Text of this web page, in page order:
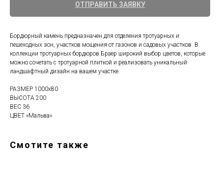
ОТПРАВИТЬ ЗАЯВКУ
Бордюрный камень предназначен для отделения тротуарных и
пешеходных зон, участков мощения от газонов и садовых участков. В
коллекции тротуарных бордюров Браер широкий выбор цветов, которые
можно сочетать с тротуарной плиткой и реализовать уникальный
ландшафтный дизайн на вашем участке.
РАЗМЕР 1000x80
ВЫСОТА 200
ВЕС 36
ЦВЕТ «Мальва»
Смотите также